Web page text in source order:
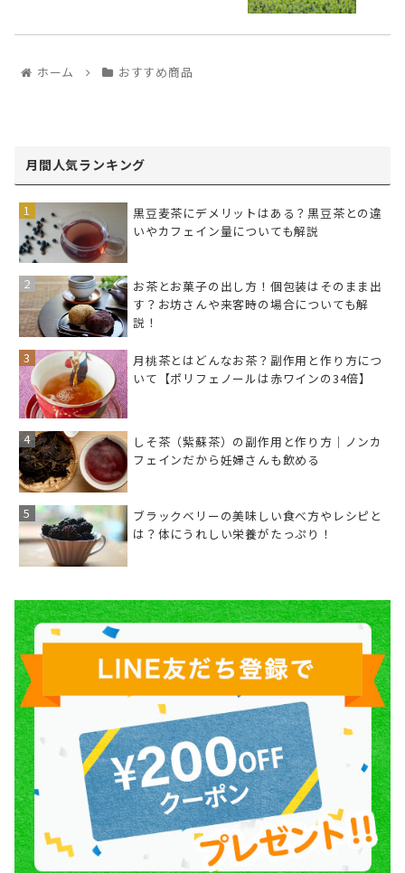
ホーム おすすめ商品
月間人気ランキング
黒豆麦茶にデメリットはある？黒豆茶との違
いやカフェイン量についても解説
お茶とお菓子の出し方！個包装はそのまま出
す？お坊さんや来客時の場合についても解
説！
月桃茶とはどんなお茶？副作用と作り方につ
いて【ポリフェノールは赤ワインの34倍】
しそ茶（紫蘇茶）の副作用と作り方｜ノンカ
フェインだから妊婦さんも飲める
ブラックベリーの美味しい食べ方やレシピと
は？体にうれしい栄養がたっぷり！